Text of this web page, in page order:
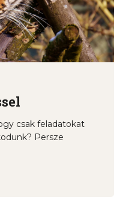
csak feladatokat
Persze